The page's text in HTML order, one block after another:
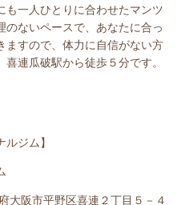
も一人ひとりに合わせたマンツ
のないペースで、あなたに合っ
ますので、体力に自信がない方
連瓜破駅から徒歩５分です。
ジム】
大阪市平野区喜連２丁目５－４